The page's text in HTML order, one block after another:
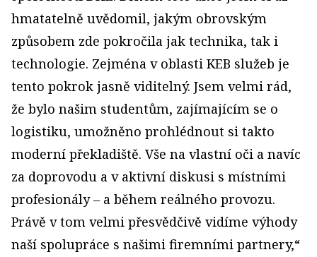
hmatatelně uvědomil, jakým obrovským
způsobem zde pokročila jak technika, tak i
technologie. Zejména v oblasti KEB služeb je
tento pokrok jasně viditelný. Jsem velmi rád,
že bylo našim studentům, zajímajícím se o
logistiku, umožněno prohlédnout si takto
moderní překladiště. Vše na vlastní oči a navíc
za doprovodu a v aktivní diskusi s místními
profesionály – a během reálného provozu.
Právě v tom velmi přesvědčivě vidíme výhody
naší spolupráce s našimi firemními partnery,“